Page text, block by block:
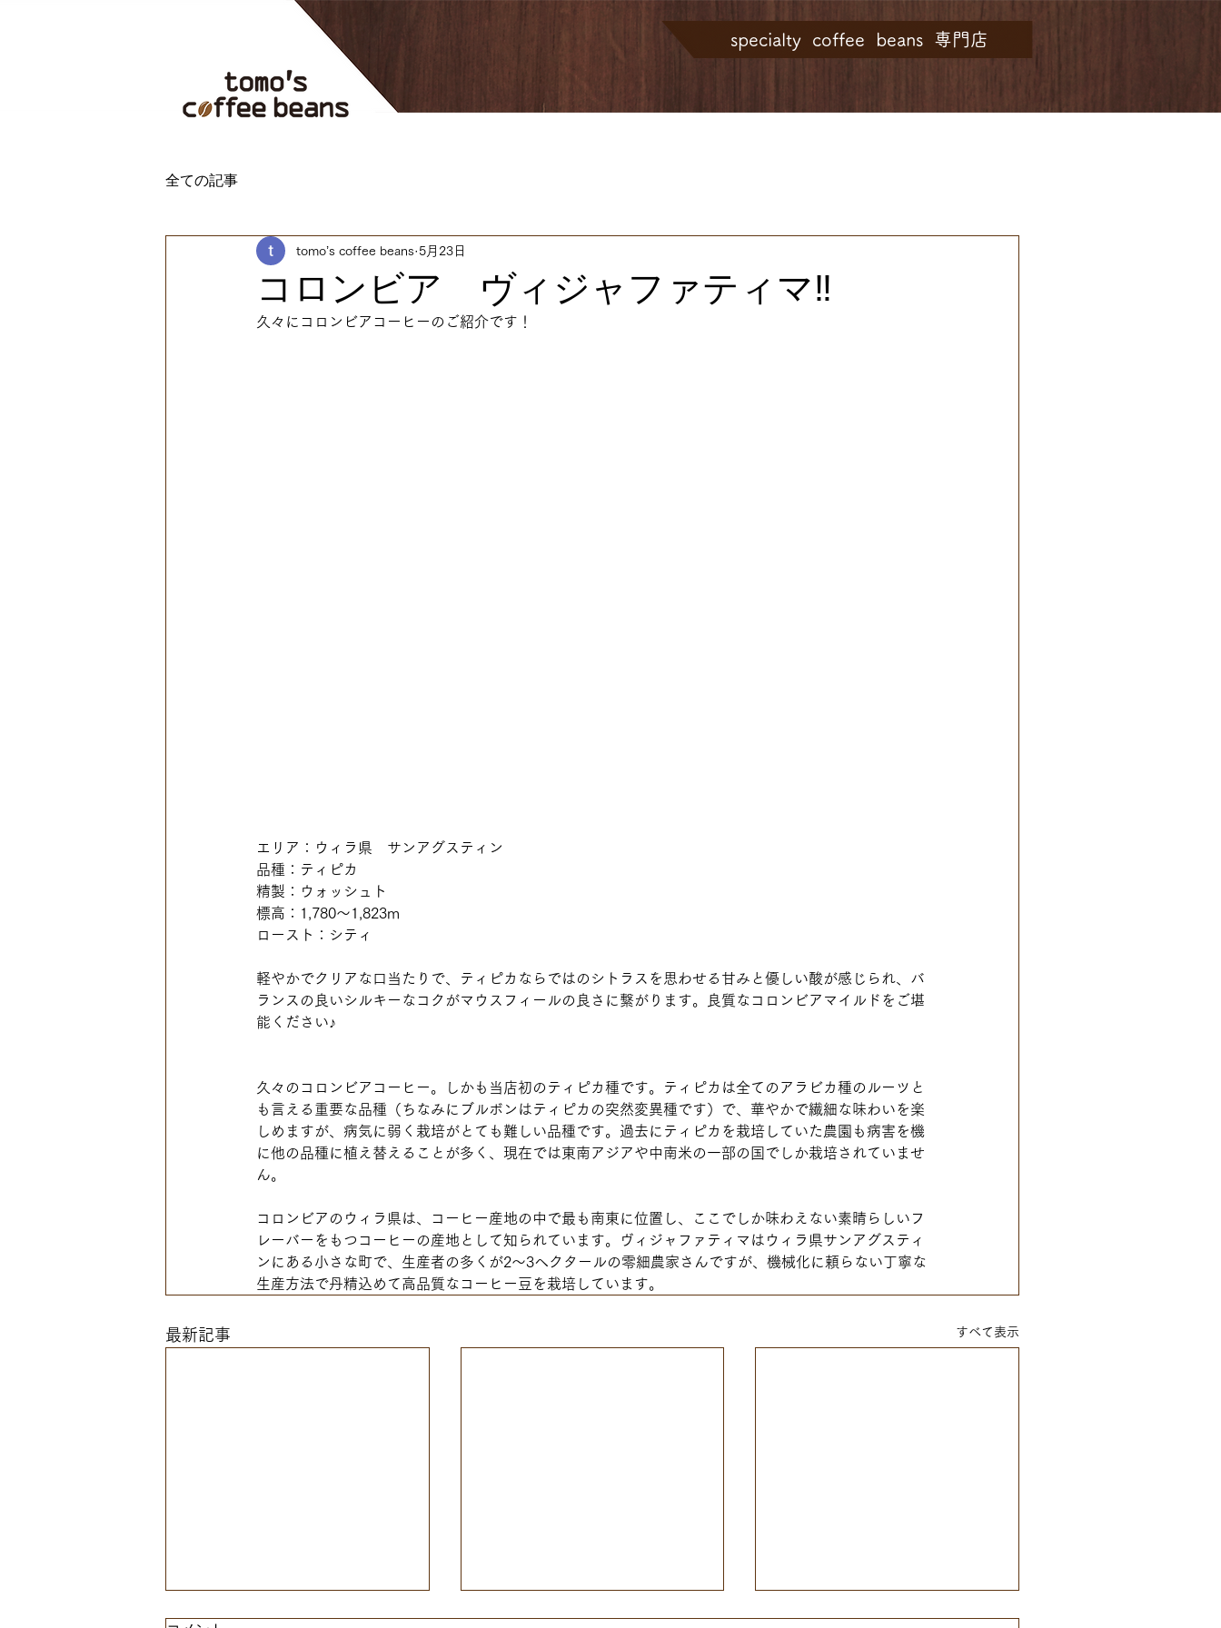
specialty coffee beans 専門店
全ての記事
コロンビア ヴィジャファティマ‼︎
tomo’s coffee beans 5月23日
久々にコロンビアコーヒーのご紹介です！
エリア：ウィラ県　サンアグスティン
品種：ティピカ
精製：ウォッシュト
標高：1,780〜1,823m
ロースト：シティ
軽やかでクリアな口当たりで、ティピカならではのシトラスを思わせる甘みと優しい酸が感じられ、バ
ランスの良いシルキーなコクがマウスフィールの良さに繋がります。良質なコロンビアマイルドをご堪
能ください♪
久々のコロンビアコーヒー。しかも当店初のティピカ種です。ティピカは全てのアラビカ種のルーツと
も言える重要な品種（ちなみにブルボンはティピカの突然変異種です）で、華やかで繊細な味わいを楽
しめますが、病気に弱く栽培がとても難しい品種です。過去にティピカを栽培していた農園も病害を機
に他の品種に植え替えることが多く、現在では東南アジアや中南米の一部の国でしか栽培されていませ
ん。
コロンビアのウィラ県は、コーヒー産地の中で最も南東に位置し、ここでしか味わえない素晴らしいフ
レーバーをもつコーヒーの産地として知られています。ヴィジャファティマはウィラ県サンアグスティ
ンにある小さな町で、生産者の多くが2〜3ヘクタールの零細農家さんですが、機械化に頼らない丁寧な
生産方法で丹精込めて高品質なコーヒー豆を栽培しています。
最新記事 すべて表示